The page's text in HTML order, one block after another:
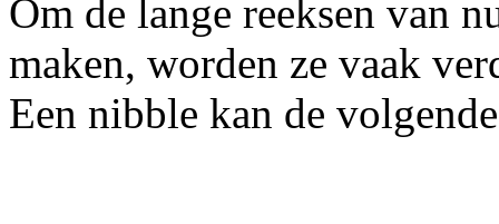
Om de lange reeksen van
maken, worden ze vaak
Een nibble kan de